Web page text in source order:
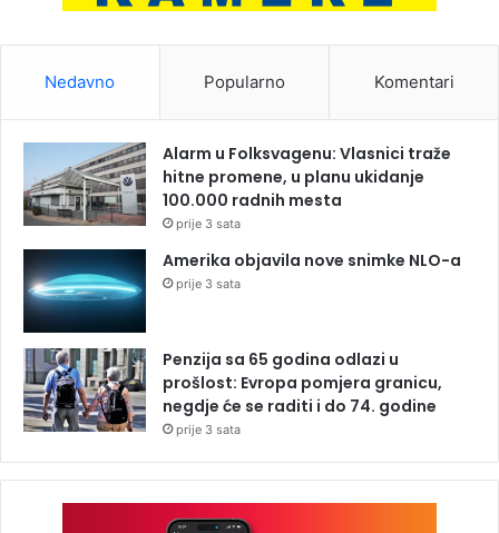
Nedavno Popularno Komentari
Alarm u Folksvagenu: Vlasnici traže
hitne promene, u planu ukidanje
100.000 radnih mesta
prije 3 sata
Amerika objavila nove snimke NLO-a
prije 3 sata
Penzija sa 65 godina odlazi u
prošlost: Evropa pomjera granicu,
negdje će se raditi i do 74. godine
prije 3 sata